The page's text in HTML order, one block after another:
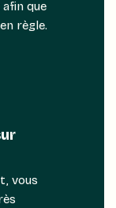
que
règle.
vous